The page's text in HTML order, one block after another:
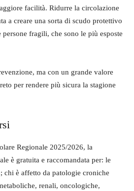
facilità. Ridurre la circolazione
a creare una sorta di scudo protettivo
fragili, che sono le più esposte
ma con un grande valore
per rendere più sicura la stagione
Regionale 2025/2026, la
è gratuita e raccomandata per: le
chi è affetto da patologie croniche
renali, oncologiche,